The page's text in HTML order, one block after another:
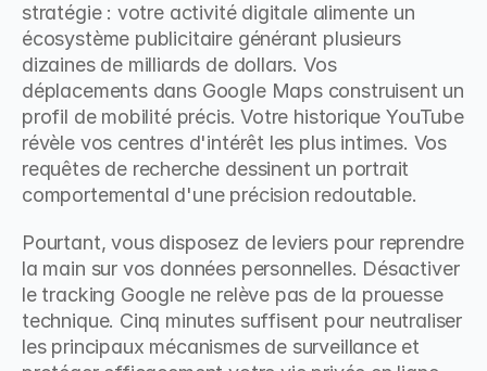
stratégie : votre activité digitale alimente un
écosystème publicitaire générant plusieurs
dizaines de milliards de dollars. Vos
déplacements dans Google Maps construisent un
profil de mobilité précis. Votre historique YouTube
révèle vos centres d'intérêt les plus intimes. Vos
requêtes de recherche dessinent un portrait
comportemental d'une précision redoutable.
Pourtant, vous disposez de leviers pour reprendre
la main sur vos données personnelles. Désactiver
le tracking Google ne relève pas de la prouesse
technique. Cinq minutes suffisent pour neutraliser
les principaux mécanismes de surveillance et